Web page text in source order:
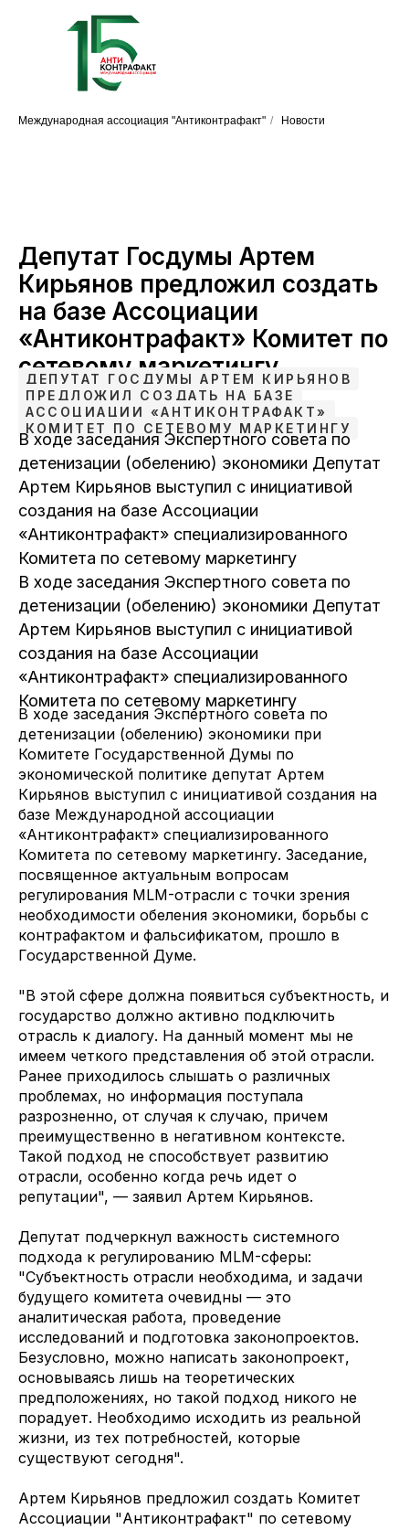
Международная ассоциация "Антиконтрафакт" / Новости
Депутат Госдумы Артем
Кирьянов предложил создать
на базе Ассоциации
«Антиконтрафакт» Комитет по
сетевому маркетингу
ДЕПУТАТ ГОСДУМЫ АРТЕМ КИРЬЯНОВ
ПРЕДЛОЖИЛ СОЗДАТЬ НА БАЗЕ
АССОЦИАЦИИ «АНТИКОНТРАФАКТ»
КОМИТЕТ ПО СЕТЕВОМУ МАРКЕТИНГУ
В ходе заседания Экспертного совета по
детенизации (обелению) экономики Депутат
Артем Кирьянов выступил с инициативой
создания на базе Ассоциации
«Антиконтрафакт» специализированного
Комитета по сетевому маркетингу
В ходе заседания Экспертного совета по
детенизации (обелению) экономики Депутат
Артем Кирьянов выступил с инициативой
создания на базе Ассоциации
«Антиконтрафакт» специализированного
Комитета по сетевому маркетингу
В ходе заседания Экспертного совета по
детенизации (обелению) экономики при
Комитете Государственной Думы по
экономической политике депутат Артем
Кирьянов выступил с инициативой создания на
базе Международной ассоциации
«Антиконтрафакт» специализированного
Комитета по сетевому маркетингу. Заседание,
посвященное актуальным вопросам
регулирования MLM-отрасли с точки зрения
необходимости обеления экономики, борьбы с
контрафактом и фальсификатом, прошло в
Государственной Думе.
"В этой сфере должна появиться субъектность, и
государство должно активно подключить
отрасль к диалогу. На данный момент мы не
имеем четкого представления об этой отрасли.
Ранее приходилось слышать о различных
проблемах, но информация поступала
разрозненно, от случая к случаю, причем
преимущественно в негативном контексте.
Такой подход не способствует развитию
отрасли, особенно когда речь идет о
репутации", — заявил Артем Кирьянов.
Депутат подчеркнул важность системного
подхода к регулированию MLM-сферы:
"Субъектность отрасли необходима, и задачи
будущего комитета очевидны — это
аналитическая работа, проведение
исследований и подготовка законопроектов.
Безусловно, можно написать законопроект,
основываясь лишь на теоретических
предположениях, но такой подход никого не
порадует. Необходимо исходить из реальной
жизни, из тех потребностей, которые
существуют сегодня".
Артем Кирьянов предложил создать Комитет
Ассоциации "Антиконтрафакт" по сетевому